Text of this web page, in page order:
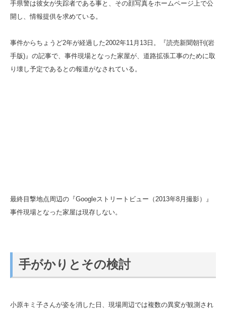
手県警は彼女が失踪者である事と、その顔写真をホームページ上で公
開し、情報提供を求めている。
事件からちょうど2年が経過した2002年11月13日。『読売新聞朝刊(岩
手版)』の記事で、事件現場となった家屋が、道路拡張工事のために取
り壊し予定であるとの報道がなされている。
最終目撃地点周辺の『Googleストリートビュー（2013年8月撮影）』
事件現場となった家屋は現存しない。
手がかりとその検討
小原キミ子さんが姿を消した日、現場周辺では複数の異変が観測され